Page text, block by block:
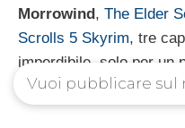
Morrowind, The Elder
Scrolls 5 Skyrim, tre
imperdibile, solo per un
Categorie
GDR,PC
Vuoi pubblicare sul